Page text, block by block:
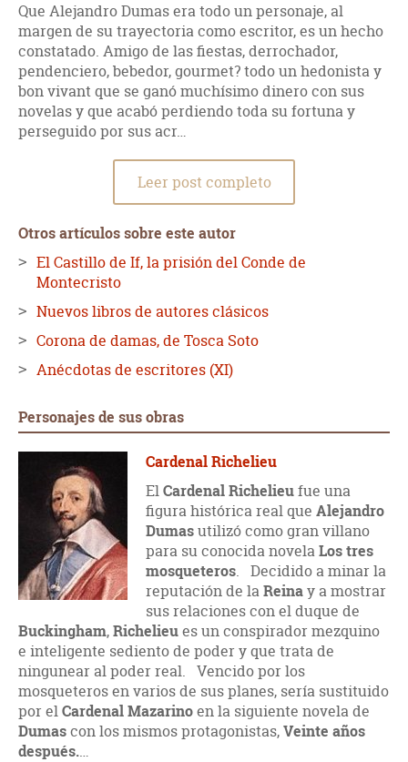
Que Alejandro Dumas era todo un personaje, al
margen de su trayectoria como escritor, es un hecho
constatado. Amigo de las fiestas, derrochador,
pendenciero, bebedor, gourmet? todo un hedonista y
bon vivant que se ganó muchísimo dinero con sus
novelas y que acabó perdiendo toda su fortuna y
perseguido por sus acr…
Leer post completo
Otros artículos sobre este autor
El Castillo de If, la prisión del Conde de
Montecristo
Nuevos libros de autores clásicos
Corona de damas, de Tosca Soto
Anécdotas de escritores (XI)
Personajes de sus obras
Cardenal Richelieu
ElCardenal Richelieufue una
figura histórica real que Alejandro
Dumasutilizó como gran villano
para su conocida novelaLos tres
mosqueteros. Decidido a minar la
reputación de laReinay a mostrar
sus relaciones con el duque de
Buckingham,Richelieues un conspirador mezquino
e inteligente sediento de poder y que trata de
ningunear al poder real. Vencido por los
mosqueteros en varios de sus planes, sería sustituido
por elCardenal Mazarinoen la siguiente novela de
Dumascon los mismos protagonistas,Veinte años
después.…